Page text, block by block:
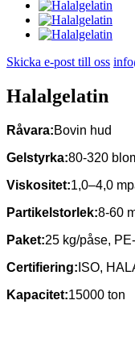
Skicka e-post till oss
Halalgelatin
Råvara:Bovin hud
Gelstyrka:80-320
Viskositet:1,0–4,0
Partikelstorlek:8-60
Paket:25 kg/påse,
Certifiering: ISO,
Kapacitet:15000 ton